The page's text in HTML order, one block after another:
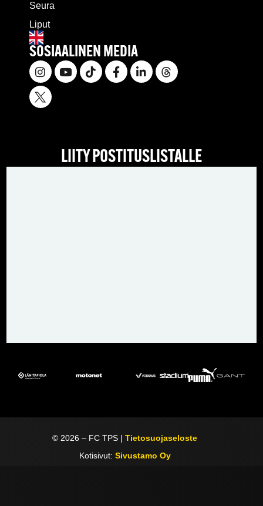
Seura
Liput
SOSIAALINEN MEDIA
LIITY POSTITUSLISTALLE
© 2026 – FC TPS |Tietosuojaseloste
Kotisivut: Sivustamo Oy